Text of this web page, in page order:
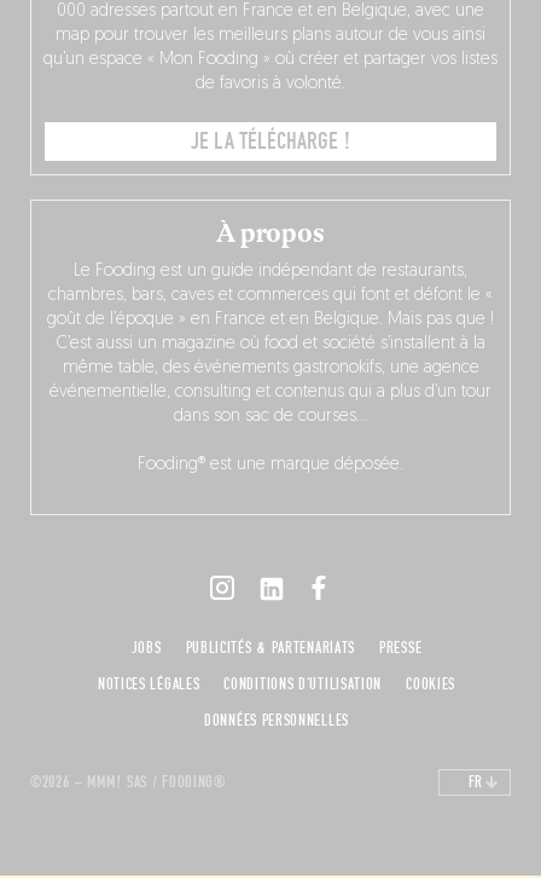
À propos
Le Fooding est un guide indépendant de restaurants,
chambres, bars, caves et commerces qui font et défont le «
goût de l’époque » en France et en Belgique. Mais pas que !
C’est aussi un magazine où food et société s’installent à la
même table, des événements gastronokifs, une agence
événementielle, consulting et contenus qui a plus d’un tour
dans son sac de courses…
Fooding® est une marque déposée.
000 adresses partout en France et en Belgique, avec une
map pour trouver les meilleurs plans autour de vous ainsi
qu’un espace « Mon Fooding » où créer et partager vos listes
de favoris à volonté.
JE LA TÉLÉCHARGE !
©2026 – MMM! SAS / FOODING®
JOBS PUBLICITÉS & PARTENARIATS
PRESSE
NOTICES LÉGALES
CONDITIONS D'UTILISATION
COOKIES
DONNÉES PERSONNELLES
FR